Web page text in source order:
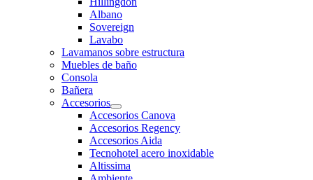
Albano
Sovereign
Lavabo
Lavamanos sobre estructura
Muebles de baño
Consola
Bañera
Accesorios
Accesorios Canova
Accesorios Regency
Accesorios Aida
Tecnohotel acero inoxidable
Altissima